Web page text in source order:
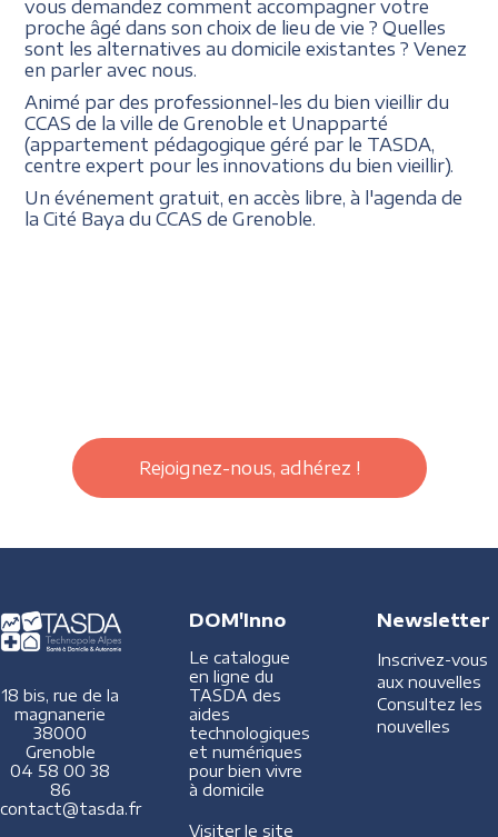
vous demandez comment accompagner votre
proche âgé dans son choix de lieu de vie ? Quelles
sont les alternatives au domicile existantes ? Venez
en parler avec nous.
Animé par des professionnel-les du bien vieillir du
CCAS de la ville de Grenoble et Unapparté
(appartement pédagogique géré par le TASDA,
centre expert pour les innovations du bien vieillir).
Un événement gratuit, en accès libre, à l'agenda de
la Cité Baya du CCAS de Grenoble.
Rejoignez-nous, adhérez !
18 bis, rue de la
magnanerie
38000
Grenoble
04 58 00 38
86
contact@tasda.fr
DOM'Inno
Le catalogue
en ligne du
TASDA des
aides
technologiques
et numériques
pour bien vivre
à domicile
Visiter le site
Newsletter
Inscrivez-vous
aux nouvelles
Consultez les
nouvelles